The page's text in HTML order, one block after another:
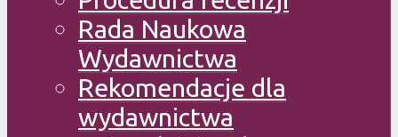
Rada Naukowa
Wydawnictwa
Rekomendacje dla
wydawnictwa